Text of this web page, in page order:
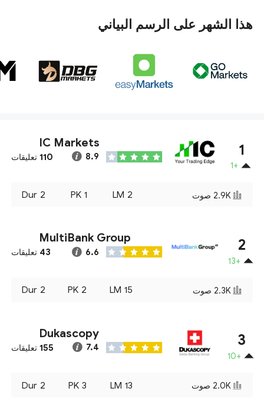
هذا الشهر على الرسم البياني
1
+1
IC Markets
8.9
110 تعليقات
2.9K صوت 2
LM
1
PK
2
Dur
2
+13
MultiBank Group
6.6
43 تعليقات
2.3K صوت 15
LM
2
PK
2
Dur
3
+10
Dukascopy
7.4
155 تعليقات
2.0K صوت 13
LM
3
PK
2
Dur